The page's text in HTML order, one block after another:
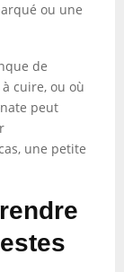
ou une
de
cuire, ou où
peut
une petite